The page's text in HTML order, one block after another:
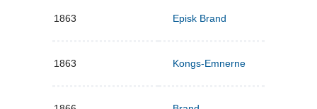
1863 Episk Brand
1863 Kongs-Emnerne